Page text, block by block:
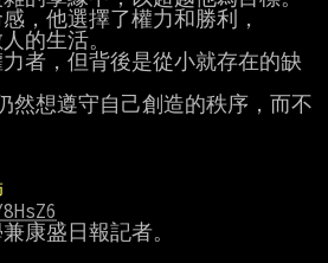
，他選擇了權力和勝利，
的生活。
者，但背後是從小就存在的缺
然想遵守自己創造的秩序，而不
康盛日報記者。